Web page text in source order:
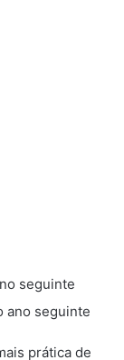
seguinte
ano seguinte
prática de